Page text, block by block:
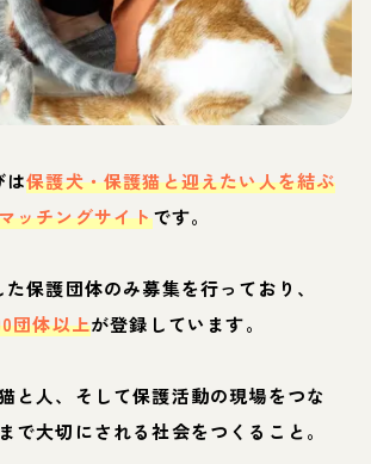
は保護犬・保護猫と迎えたい人を結ぶ
ッチングサイトです。
保護団体のみ募集を行っており、
団体以上が登録しています。
と人、そして保護活動の現場をつな
で大切にされる社会をつくること。